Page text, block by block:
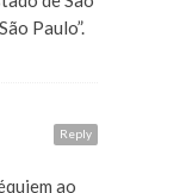
Paulo”.
Reply
ao